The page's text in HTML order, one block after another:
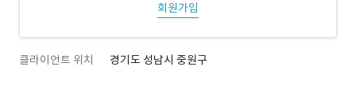
회원가입
클라이언트 위치 경기도 성남시 중원구